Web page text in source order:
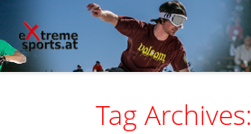
Tag Archives: